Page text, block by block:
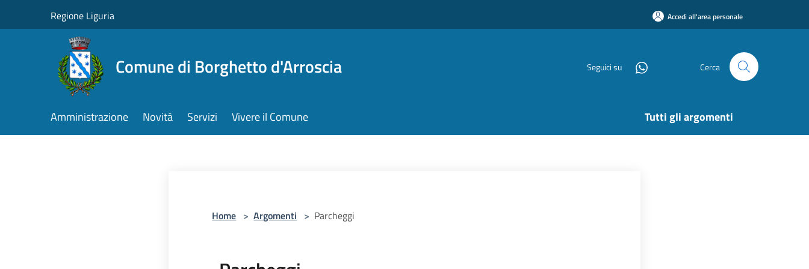
Regione Liguria Accedi all'area personale
Comune di Borghetto d'Arroscia Seguici su Cerca
Amministrazione Novità Servizi Vivere il Comune Tutti gli argomenti
Home > Argomenti > Parcheggi